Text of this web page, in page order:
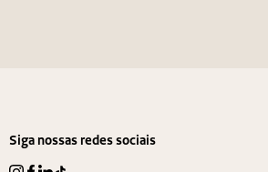
Siga nossas redes sociais